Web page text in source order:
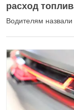
расход
Водителям